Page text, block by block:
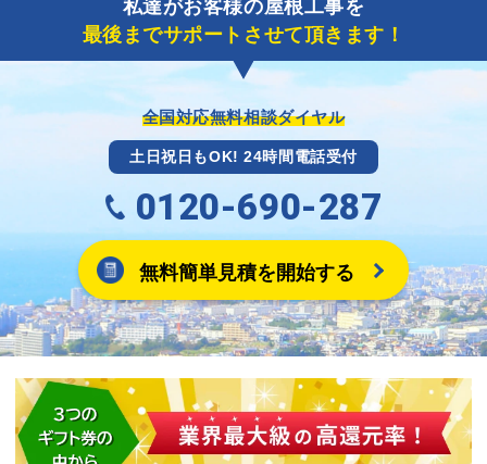
私達がお客様の屋根工事を
最後までサポートさせて頂きます！
全国対応無料相談ダイヤル
土日祝日もOK! 24時間電話受付
0120-690-287
無料簡単見積を開始する